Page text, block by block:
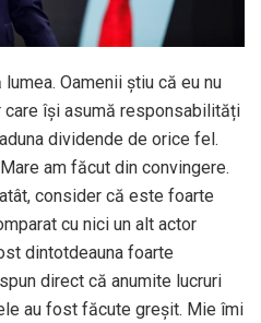
Oamenii știu că eu nu
își asumă responsabilități
dividende de orice fel.
am făcut din convingere.
consider că este foarte
cu nici un alt actor
dintotdeauna foarte
direct că anumite lucruri
au fost făcute greșit. Mie îmi